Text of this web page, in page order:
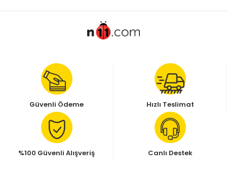
Güvenli Ödeme Hızlı Teslimat
%100 Güvenli Alışveriş Canlı Destek